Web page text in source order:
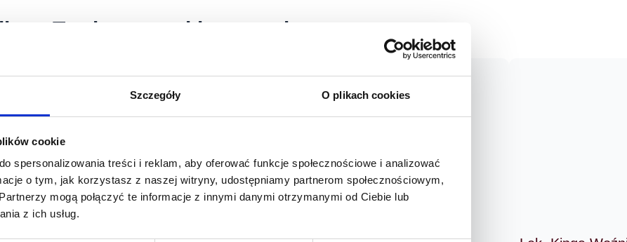
Szczegóły O plikach cookies
cookie
spersonalizowania treści i reklam, aby oferować funkcje społecznościowe i analizować
o tym, jak korzystasz z naszej witryny, udostępniamy partnerom społecznościowym,
mogą połączyć te informacje z innymi danymi otrzymanymi od Ciebie lub
z ich usług.
o Twoje wszystkie potrzeby